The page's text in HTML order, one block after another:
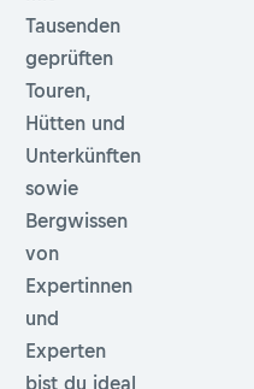
Tausenden
geprüften
Touren,
Hütten und
Unterkünften
sowie
Bergwissen
von
Expertinnen
und
Experten
bist du ideal